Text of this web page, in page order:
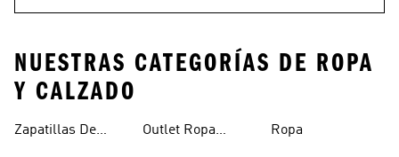
NUESTRAS CATEGORÍAS DE ROPA
Y CALZADO
Zapatillas De
Outlet Ropa
Ropa